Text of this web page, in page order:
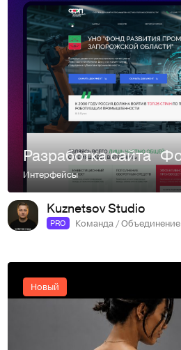
Интерфейсы
Kuznetsov Studio
PRO Команда / Объединение
Новый